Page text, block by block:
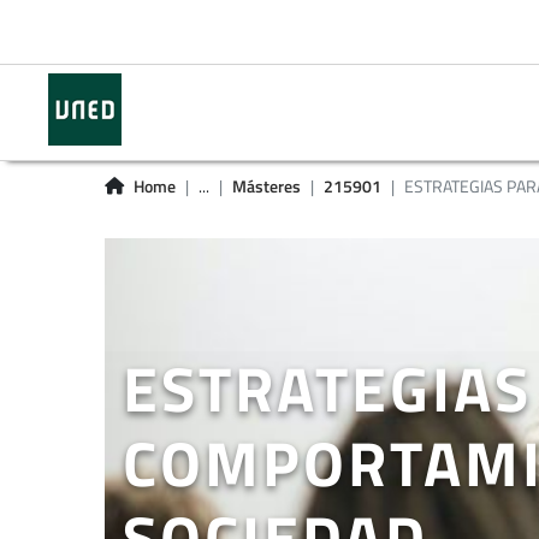
Home ... Másteres 215901 ESTRATEGIAS